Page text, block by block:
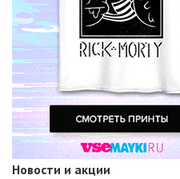
Новости и акции